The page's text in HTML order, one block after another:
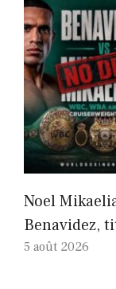
Noel
Benavidez,
5 août 2026